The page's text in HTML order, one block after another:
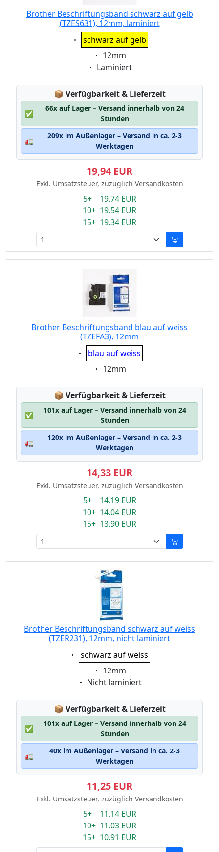
Brother Beschriftungsband schwarz auf gelb
(TZES631), 12mm, laminiert
Eigenschaft:
schwarz auf gelb
Eigenschaft:
12mm
Eigenschaft:
Laminiert
📦 Lagerstatus:
Verfügbarkeit & Lieferzeit
✅
66x auf Lager – Versand innerhalb von 24
Stunden
🚛
209x im Außenlager – Versand in ca. 2-3
Werktagen
19,94 EUR
Exkl. Umsatzsteuer, zuzüglich Versandkosten
5+ 19.74 EUR
10+ 19.54 EUR
15+ 19.34 EUR
Brother Beschriftungsband blau auf weiss
(TZEFA3), 12mm
Eigenschaft:
blau auf weiss
Eigenschaft:
12mm
📦 Lagerstatus:
Verfügbarkeit & Lieferzeit
✅
101x auf Lager – Versand innerhalb von 24
Stunden
🚛
120x im Außenlager – Versand in ca. 2-3
Werktagen
14,33 EUR
Exkl. Umsatzsteuer, zuzüglich Versandkosten
5+ 14.19 EUR
10+ 14.04 EUR
15+ 13.90 EUR
Brother Beschriftungsband schwarz auf weiss
(TZER231), 12mm, nicht laminiert
Eigenschaft:
schwarz auf weiss
Eigenschaft:
12mm
Eigenschaft:
Nicht laminiert
📦 Lagerstatus:
Verfügbarkeit & Lieferzeit
✅
101x auf Lager – Versand innerhalb von 24
Stunden
🚛
40x im Außenlager – Versand in ca. 2-3
Werktagen
11,25 EUR
Exkl. Umsatzsteuer, zuzüglich Versandkosten
5+ 11.14 EUR
10+ 11.03 EUR
15+ 10.91 EUR